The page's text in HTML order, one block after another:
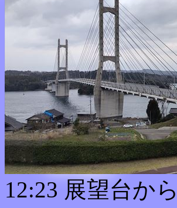
12:23 展望台か